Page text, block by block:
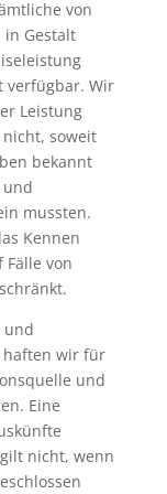
von
in Gestalt
verfügbar. Wir
Leistung
soweit
bekannt
mussten.
Kennen
Fälle von
und
haften wir für
und
Eine
nicht, wenn